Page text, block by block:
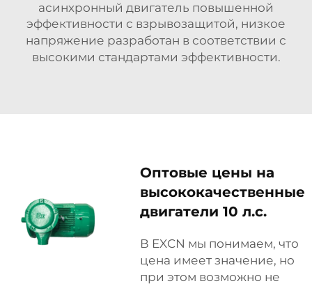
асинхронный двигатель повышенной
эффективности с взрывозащитой, низкое
напряжение разработан в соответствии с
высокими стандартами эффективности.
Оптовые цены на
высококачественные
двигатели 10 л.с.
В EXCN мы понимаем, что
цена имеет значение, но
при этом возможно не